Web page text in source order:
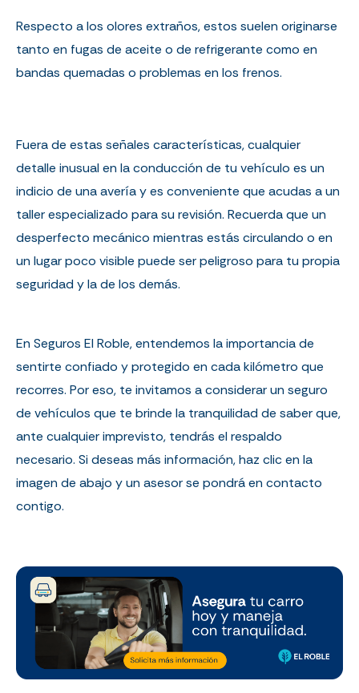
Respecto a los olores extraños, estos suelen originarse
tanto en fugas de aceite o de refrigerante como en
bandas quemadas o problemas en los frenos.
Fuera de estas señales características, cualquier
detalle inusual en la conducción de tu vehículo es un
indicio de una avería y es conveniente que acudas a un
taller especializado para su revisión. Recuerda que un
desperfecto mecánico mientras estás circulando o en
un lugar poco visible puede ser peligroso para tu propia
seguridad y la de los demás.
En Seguros El Roble, entendemos la importancia de
sentirte confiado y protegido en cada kilómetro que
recorres. Por eso, te invitamos a considerar un seguro
de vehículos que te brinde la tranquilidad de saber que,
ante cualquier imprevisto, tendrás el respaldo
necesario. Si deseas más información, haz clic en la
imagen de abajo y un asesor se pondrá en contacto
contigo.